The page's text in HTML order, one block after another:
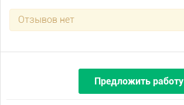
Отзывов нет
Предложить работу